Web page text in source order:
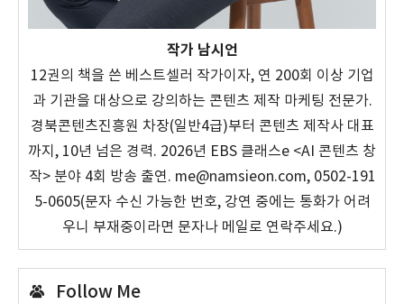
작가 남시언
12권의 책을 쓴 베스트셀러 작가이자, 연 200회 이상 기업
과 기관을 대상으로 강의하는 콘텐츠 제작 마케팅 전문가.
경북콘텐츠진흥원 차장(일반4급)부터 콘텐츠 제작사 대표
까지, 10년 넘은 경력. 2026년 EBS 클래스e <AI 콘텐츠 창
작> 분야 4회 방송 출연. me@namsieon.com, 0502-191
5-0605(문자 수신 가능한 번호, 강연 중에는 통화가 어려
우니 부재중이라면 문자나 메일로 연락주세요.)
Follow Me